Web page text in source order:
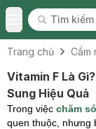
Toggle Menu
Tìm kiếm
Tìm kiếm
Trang chủ Cẩm
Vitamin F Là
Sung Hiệu Quả
Trong việc chăm
quen thuộc, nhưng